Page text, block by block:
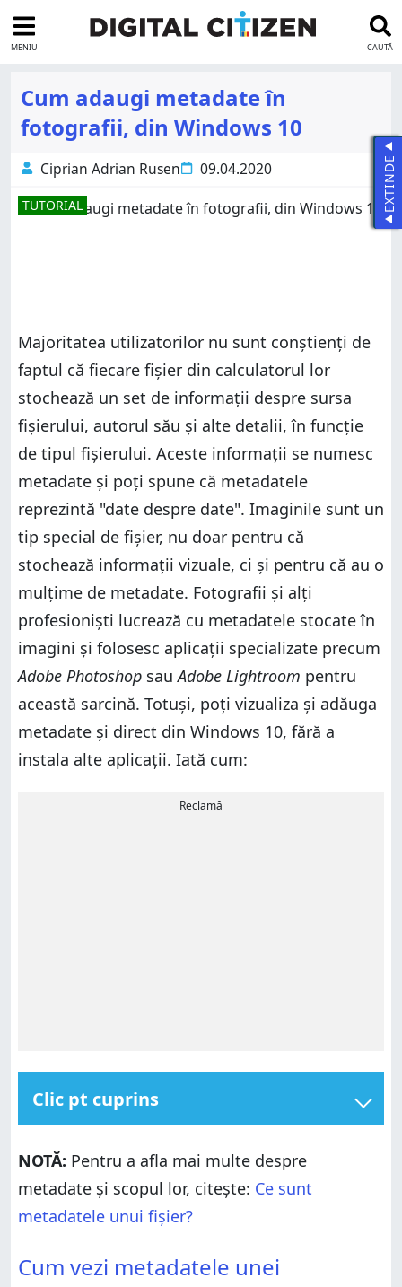
MENIU CAUTĂ
Cum adaugi metadate în
fotografii, din Windows 10
Ciprian Adrian Rusen 09.04.2020
TUTORIAL
Majoritatea utilizatorilor nu sunt conștienți de
faptul că fiecare fișier din calculatorul lor
stochează un set de informații despre sursa
fișierului, autorul său și alte detalii, în funcție
de tipul fișierului. Aceste informații se numesc
metadate și poți spune că metadatele
reprezintă "date despre date". Imaginile sunt un
tip special de fișier, nu doar pentru că
stochează informații vizuale, ci și pentru că au o
mulțime de metadate. Fotografii și alți
profesioniști lucrează cu metadatele stocate în
imagini și folosesc aplicații specializate precum
Adobe Photoshop sauAdobe Lightroom pentru
această sarcină. Totuși, poți vizualiza și adăuga
metadate și direct din Windows 10, fără a
instala alte aplicații. Iată cum:
Reclamă
Clic pt cuprins
Cum adaugi metadate într-o fotografie, din
Windows 10
Ai reușit să adaugi metadate în fotografiile tale?
NOTĂ: Pentru a afla mai multe despre
metadate și scopul lor, citește: Ce sunt
metadatele unui fișier?
Cum adaugi metadate într-o fotografie, din
Cum vezi metadatele unei
EXTINDE